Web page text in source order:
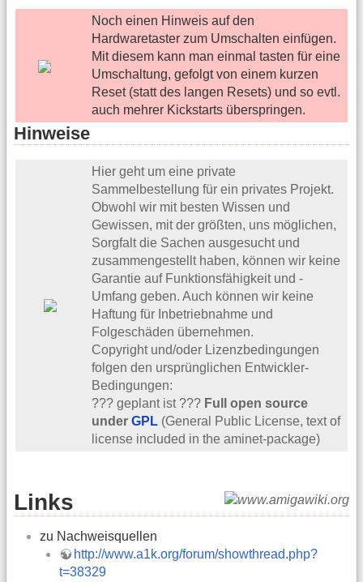
Noch einen Hinweis auf den
Hardwaretaster zum Umschalten einfügen.
Mit diesem kann man einmal tasten für eine
Umschaltung, gefolgt von einem kurzen
Reset (statt des langen Resets) und so evtl.
auch mehrer Kickstarts überspringen.
Hinweise
Hier geht um eine private
Sammelbestellung für ein privates Projekt.
Obwohl wir mit besten Wissen und
Gewissen, mit der größten, uns möglichen,
Sorgfalt die Sachen ausgesucht und
zusammengestellt haben, können wir keine
Garantie auf Funktionsfähigkeit und -
Umfang geben. Auch können wir keine
Haftung für Inbetriebnahme und
Folgeschäden übernehmen.
Copyright und/oder Lizenzbedingungen
folgen den ursprünglichen Entwickler-
Bedingungen:
??? geplant ist ??? Full open source
under GPL (General Public License, text of
license included in the aminet-package)
Links
zu Nachweisquellen
http://www.a1k.org/forum/showthread.php?
t=38329